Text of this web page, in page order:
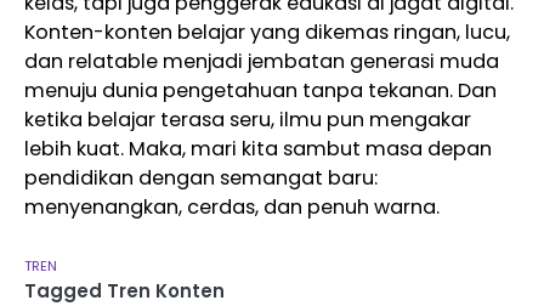
Konten-konten belajar yang dikemas ringan, lucu,
dan relatable menjadi jembatan generasi muda
menuju dunia pengetahuan tanpa tekanan. Dan
ketika belajar terasa seru, ilmu pun mengakar
lebih kuat. Maka, mari kita sambut masa depan
pendidikan dengan semangat baru:
menyenangkan, cerdas, dan penuh warna.
TREN
Tagged Tren Konten